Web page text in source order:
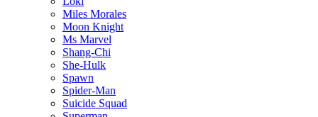
Miles Morales
Moon Knight
Ms Marvel
Shang-Chi
She-Hulk
Spawn
Spider-Man
Suicide Squad